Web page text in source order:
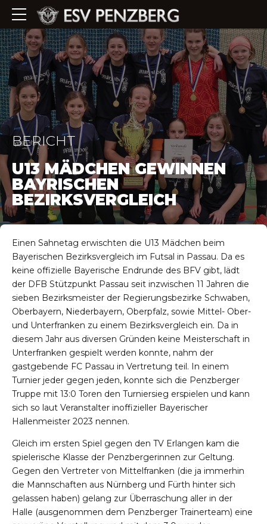
BERICHT
U13 MÄDCHEN GEWINNEN
BAYRISCHEN
BEZIRKSVERGLEICH
Einen Sahnetag erwischten die U13 Mädchen beim
Bayerischen Bezirksvergleich im Futsal in Passau. Da es
keine offizielle Bayerische Endrunde des BFV gibt, lädt
der DFB Stützpunkt Passau seit inzwischen 11 Jahren die
sieben Bezirksmeister der Regierungsbezirke Schwaben,
Oberbayern, Niederbayern, Oberpfalz, sowie Mittel- Ober-
und Unterfranken zu einem Bezirksvergleich ein. Da in
diesem Jahr aus diversen Gründen keine Meisterschaft in
Unterfranken gespielt werden konnte, nahm der
gastgebende FC Passau in Vertretung teil. In einem
Turnier jeder gegen jeden, konnte sich die Penzberger
Truppe mit 13:0 Toren den Turniersieg erspielen und kann
sich so laut Veranstalter inoffizieller Bayerischer
Hallenmeister 2023 nennen.
Gleich im ersten Spiel gegen den TV Erlangen kam die
spielerische Klasse der Penzbergerinnen zur Geltung.
Gegen den Vertreter von Mittelfranken (die ja immerhin
die Mannschaften aus Nürnberg und Fürth hinter sich
gelassen haben) gelang zur Überraschung aller in der
Halle (ausgenommen dem Penzberger Trainerteam) eine